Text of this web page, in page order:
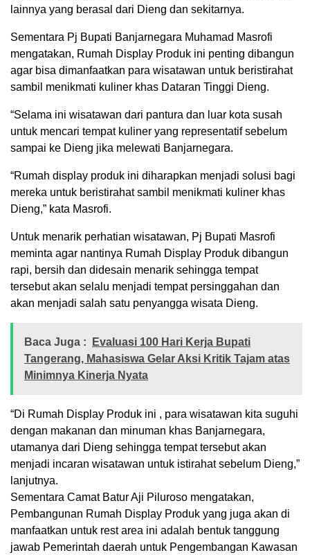
lainnya yang berasal dari Dieng dan sekitarnya.
Sementara Pj Bupati Banjarnegara Muhamad Masrofi
mengatakan, Rumah Display Produk ini penting dibangun
agar bisa dimanfaatkan para wisatawan untuk beristirahat
sambil menikmati kuliner khas Dataran Tinggi Dieng.
“Selama ini wisatawan dari pantura dan luar kota susah
untuk mencari tempat kuliner yang representatif sebelum
sampai ke Dieng jika melewati Banjarnegara.
“Rumah display produk ini diharapkan menjadi solusi bagi
mereka untuk beristirahat sambil menikmati kuliner khas
Dieng,” kata Masrofi.
Untuk menarik perhatian wisatawan, Pj Bupati Masrofi
meminta agar nantinya Rumah Display Produk dibangun
rapi, bersih dan didesain menarik sehingga tempat
tersebut akan selalu menjadi tempat persinggahan dan
akan menjadi salah satu penyangga wisata Dieng.
Baca Juga :
Evaluasi 100 Hari Kerja Bupati
Tangerang, Mahasiswa Gelar Aksi Kritik Tajam atas
Minimnya Kinerja Nyata
“Di Rumah Display Produk ini , para wisatawan kita suguhi
dengan makanan dan minuman khas Banjarnegara,
utamanya dari Dieng sehingga tempat tersebut akan
menjadi incaran wisatawan untuk istirahat sebelum Dieng,”
lanjutnya.
Sementara Camat Batur Aji Piluroso mengatakan,
Pembangunan Rumah Display Produk yang juga akan di
manfaatkan untuk rest area ini adalah bentuk tanggung
jawab Pemerintah daerah untuk Pengembangan Kawasan